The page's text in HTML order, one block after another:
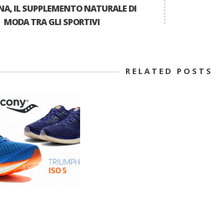
IL SUPPLEMENTO NATURALE DI
MODA TRA GLI SPORTIVI
RELATED POSTS